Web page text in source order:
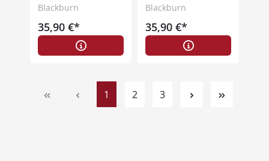
Blackburn
35,90 €*
Blackburn
35,90 €*
Seite
1 Seite
2 Seite
3